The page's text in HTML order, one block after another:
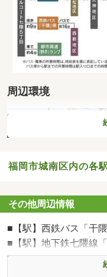
周辺環境
福岡市城南区内の各
その他周辺情報
■【駅】西鉄バス「干
■【駅】地下鉄七隈線
■【小学校】福岡市立